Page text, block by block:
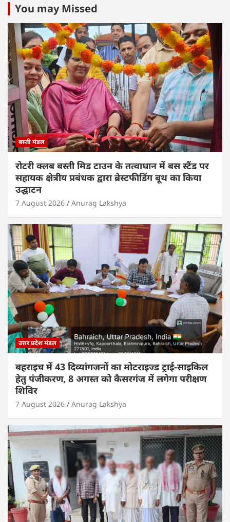
s
A
p
p
e
b
o
o
k
er e
dI
n
You may Missed
बस्ती मंडल
रोटरी क्लब बस्ती मिड टाउन के तत्वाधान में बस स्टैंड पर
सहायक क्षेत्रीय प्रबंधक द्वारा ब्रेस्टफीडिंग बूथ का किया
उद्घाटन
7 August 2026 Anurag Lakshya
उत्तर प्रदेश मंडल
बहराइच में 43 दिव्यांगजनों का मोटराइज्ड ट्राई-साइकिल
हेतु पंजीकरण, 8 अगस्त को कैसरगंज में लगेगा परीक्षण
शिविर
7 August 2026 Anurag Lakshya